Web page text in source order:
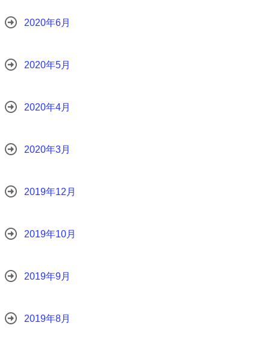
2020年6月
2020年5月
2020年4月
2020年3月
2019年12月
2019年10月
2019年9月
2019年8月